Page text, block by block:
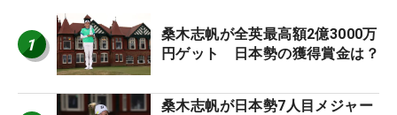
1
桑木志帆が全英最高額2億3000万
円ゲット 日本勢の獲得賞金は？
桑木志帆が日本勢7人目メジャー